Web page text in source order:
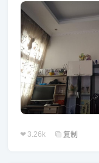
3.26k 复制